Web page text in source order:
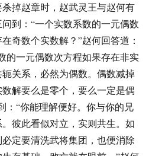
掉赵章时，赵武灵王与赵何有
到：“一个实数系数的一元偶数
奇数个实数解？”赵何回答道：
的一元偶数次方程如果存在非实
关系，必然为偶数。偶数减掉
解要么是零个，要么一定是偶
：“你能理解便好。你与你的兄
彼此看似对立，实则共生。如
定要清洗武将集团，也便消除